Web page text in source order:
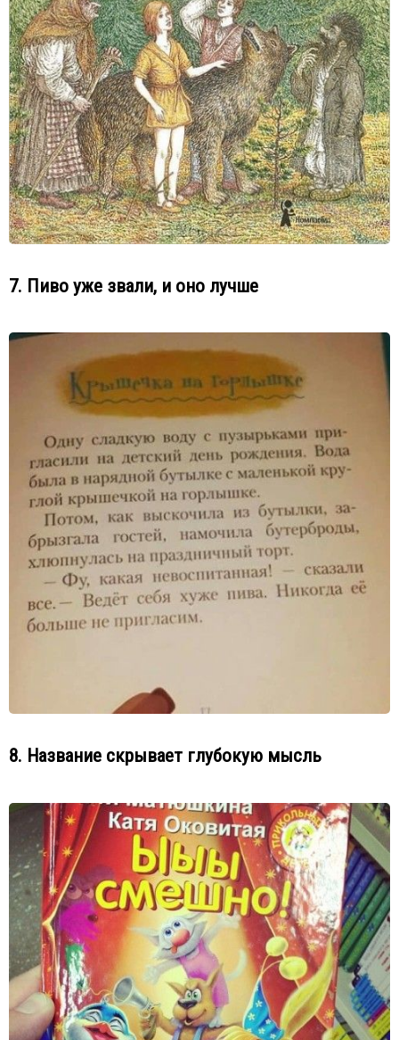
7. Пиво уже звали, и оно лучше
8. Название скрывает глубокую мысль